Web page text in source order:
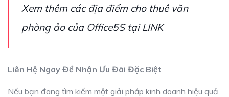
Xem thêm các địa điểm cho thuê văn
phòng ảo của Office5S tạiLINK
Liên Hệ Ngay Để Nhận Ưu Đãi Đặc Biệt
Nếu bạn đang tìm kiếm một giải pháp kinh doanh hiệu quả,